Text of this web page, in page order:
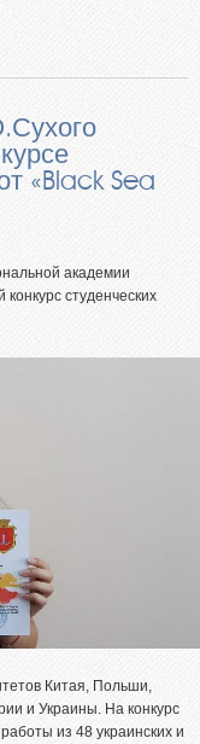
2024
«Black Sea
академии
студенческих
Китая, Польши,
и Украины. На конкурс
из 48 украинских и